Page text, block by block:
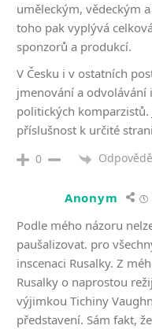
uměleckým, vědeckým
toho pak vyplývá
sponzorů a produkcí.
V Česku i v ostatních
jmenování a odvolávání
politických
příslušnost k určité
0
Anonym
Podle mého názoru
paušalizovat. pro
inscenaci Rusalky. Z
Rusalky o naprostou
výjimkou Tichiny
představení. Sám fakt,